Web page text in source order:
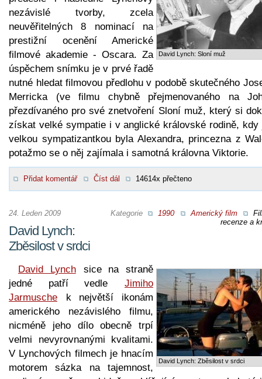
David Lynch: Sloní muž
nezávislé tvorby, zcela
neuvěřitelných 8 nominací na
prestižní ocenění Americké
filmové akademie - Oscara. Za
úspěchem snímku je v prvé řadě
nutné hledat filmovou předlohu v podobě skutečného
Merricka (ve filmu chybně přejmenovaného na
přezdívaného pro své znetvoření Sloní muž, který si
získat velké sympatie i v anglické královské rodině, kdy
velkou sympatizantkou byla Alexandra, princezna z
potažmo se o něj zajímala i samotná královna Viktorie.
Přidat komentář Číst dál 14614x přečteno
Kategorie 1990 Americký film
recenze a
24. Leden 2009
David Lynch:
Zběsilost v srdci
David Lynch: Zběsilost v srdci
David Lynch sice na straně
jedné patří vedle Jimiho
Jarmusche k největší ikonám
amerického nezávislého filmu,
nicméně jeho dílo obecně trpí
velmi nevyrovnanými kvalitami.
V Lynchových filmech je hnacím
motorem sázka na tajemnost,